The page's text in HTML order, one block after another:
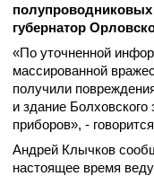
губернатор
«По уточненной
массированной
получили
и здание
приборов», -
Андрей Клычков
настоящее время